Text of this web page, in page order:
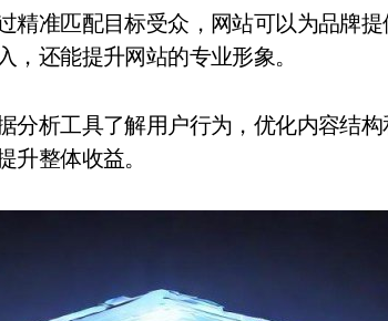
精准匹配目标受众，网站可以为品牌提
还能提升网站的专业形象。
分析工具了解用户行为，优化内容结
整体收益。